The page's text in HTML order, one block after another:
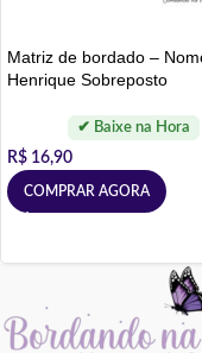
Matriz de bordado –
Henrique Sobreposto
R$ 16,90
COMPRAR AGORA